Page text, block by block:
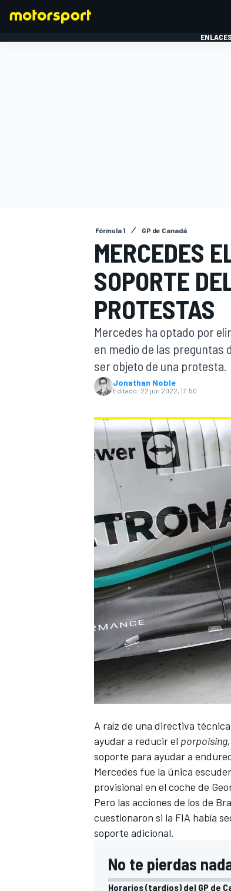
Fórmula 1 GP de Canadá
MERCEDES
SOPORTE
PROTESTAS
Mercedes ha optado por
en medio de las preguntas
ser objeto de una protesta.
Jonathan Noble
Editado: 22 jun 2022, 17:50
A raíz de una directiva
ayudar a reducir el porpoising,
soporte para ayudar a
Mercedes fue la única
provisional en el coche de
Pero las acciones de los de
cuestionaron si la FIA había
soporte adicional.
No te pierdas
Horarios (tardíos) del GP de